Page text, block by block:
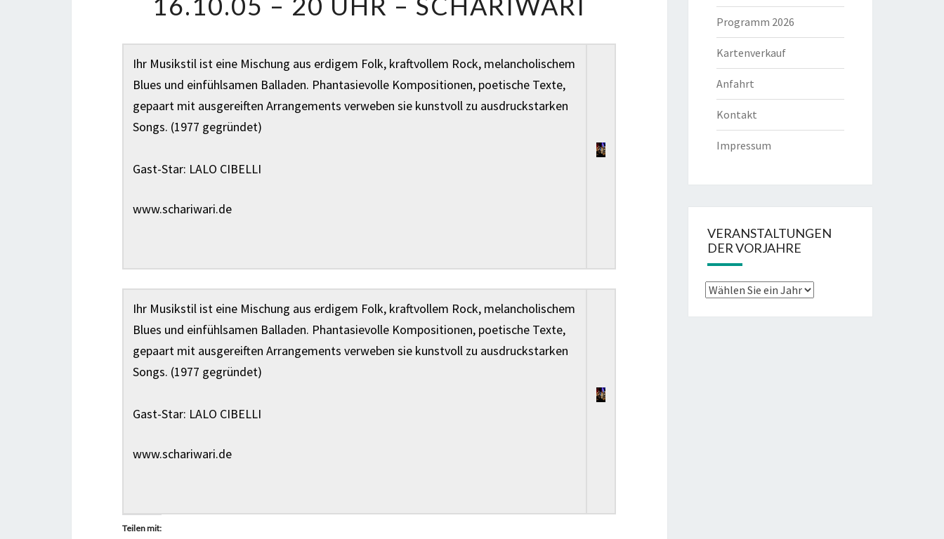
–
–
SCHARIWARI
Ihr Musikstil ist eine Mischung aus erdigem Folk, kraftvollem Rock, melancholischem
Blues und einfühlsamen Balladen. Phantasievolle Kompositionen, poetische Texte,
gepaart mit ausgereiften Arrangements verweben sie kunstvoll zu ausdruckstarken
Songs. (1977 gegründet)
Gast-Star: LALO CIBELLI
www.schariwari.de
Ihr Musikstil ist eine Mischung aus erdigem Folk, kraftvollem Rock, melancholischem
Blues und einfühlsamen Balladen. Phantasievolle Kompositionen, poetische Texte,
gepaart mit ausgereiften Arrangements verweben sie kunstvoll zu ausdruckstarken
Songs. (1977 gegründet)
Gast-Star: LALO CIBELLI
www.schariwari.de
Teilen mit:
Programm 2026
Kartenverkauf
Anfahrt
Kontakt
Impressum
VERANSTALTUNGEN
DER VORJAHRE